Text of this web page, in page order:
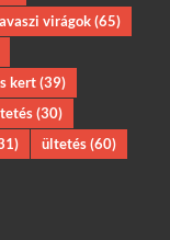
virágok(65)
kert(39)
(30)
ültetés(60)